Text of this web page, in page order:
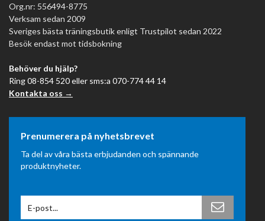
Org.nr: 556494-8775
Verksam sedan 2009
Sveriges bästa träningsbutik enligt Trustpilot sedan 2022
Besök endast mot tidsbokning
Behöver du hjälp?
Ring 08-854 520 eller sms:a 070-774 44 14
Kontakta oss →
Prenumerera på nyhetsbrevet
Ta del av våra bästa erbjudanden och spännande
produktnyheter.